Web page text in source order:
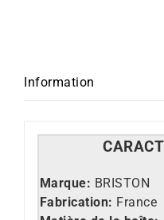
Blanc
Information
Marque: BRISTON
Fabrication: France